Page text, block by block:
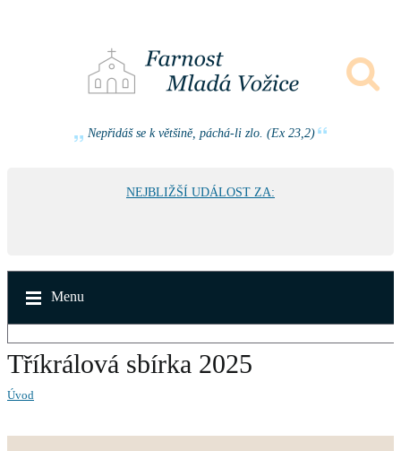
Nepřidáš se k většině, páchá-li zlo. (Ex 23,2)
NEJBLIŽŠÍ UDÁLOST ZA:
Menu
Tříkrálová sbírka 2025
Úvod